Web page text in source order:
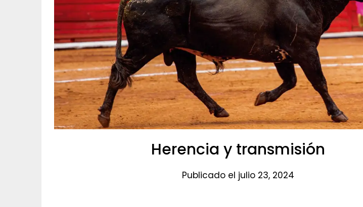
Herencia y transmisión​
Publicado el julio 23, 2024